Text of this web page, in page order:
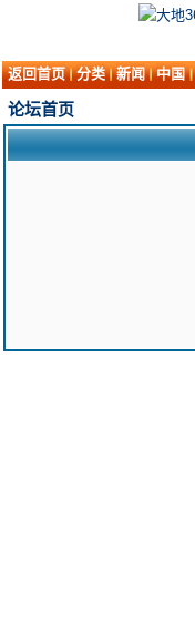
返回首页 分类 新闻 中国
论坛首页